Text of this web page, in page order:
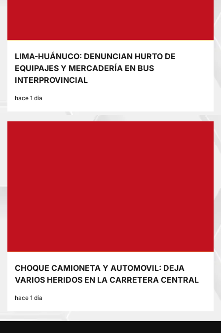
LIMA-HUÁNUCO: DENUNCIAN HURTO DE
EQUIPAJES Y MERCADERÍA EN BUS
INTERPROVINCIAL
hace 1 día
CHOQUE CAMIONETA Y AUTOMOVIL: DEJA
VARIOS HERIDOS EN LA CARRETERA CENTRAL
hace 1 día